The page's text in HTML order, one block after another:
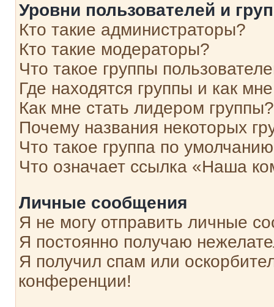
Уровни пользователей и
Кто такие администраторы?
Кто такие модераторы?
Что такое группы
Где находятся группы и как
Как мне стать лидером группы?
Почему названия некоторых
Что такое группа по
Что означает ссылка «Наша
Личные сообщения
Я не могу отправить личные
Я постоянно получаю
Я получил спам или
конференции!